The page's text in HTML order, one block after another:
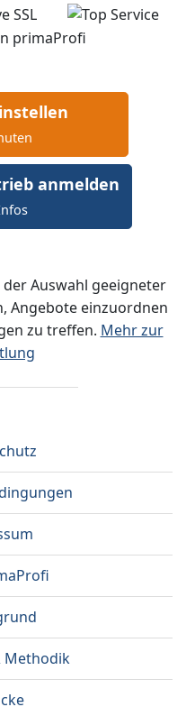
anmelden
Auswahl geeigneter
Angebote einzuordnen
zu treffen. Mehr zur
Methodik